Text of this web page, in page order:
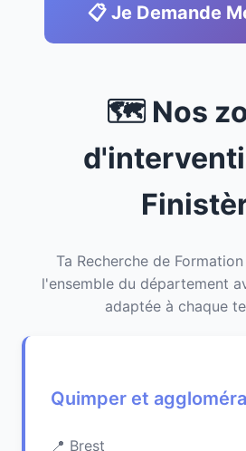
📋 Je Demande
🗺️ Nos
Ta Recherche de
l'ensemble du département
adaptée à chaque
Quimper et
Brest